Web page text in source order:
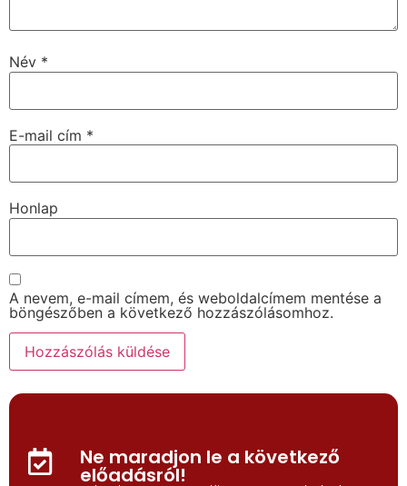
Név *
E-mail cím *
Honlap
A nevem, e-mail címem, és weboldalcímem mentése a
böngészőben a következő hozzászólásomhoz.
Ne maradjon le a következő
előadásról!